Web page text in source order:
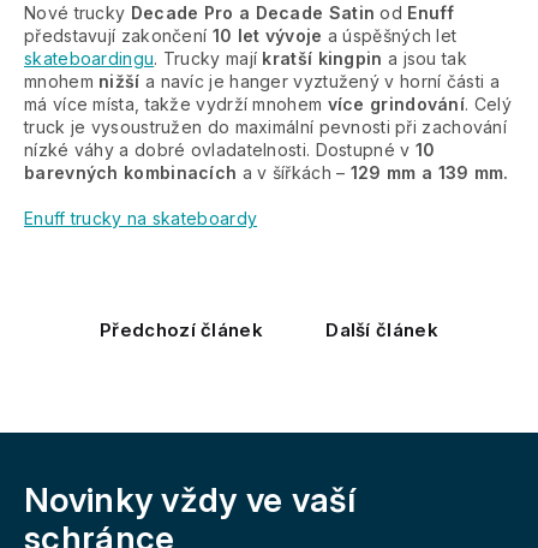
Nové trucky Decade Pro a Decade Satin od Enuff
představují zakončení 10 let vývoje a úspěšných let
skateboardingu. Trucky mají kratší kingpin a jsou tak
mnohem nižší a navíc je hanger vyztužený v horní části a
má více místa, takže vydrží mnohem více grindování. Celý
truck je vysoustružen do maximální pevnosti při zachování
nízké váhy a dobré ovladatelnosti. Dostupné v 10
barevných kombinacích a v šířkách – 129 mm a 139 mm.
Enuff trucky na skateboardy
Předchozí článek Další článek
Novinky vždy ve vaší
schránce